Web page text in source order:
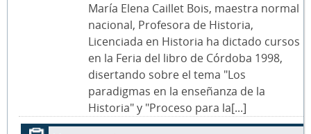
María Elena Caillet Bois, maestra normal
nacional, Profesora de Historia,
Licenciada en Historia ha dictado cursos
en la Feria del libro de Córdoba 1998,
disertando sobre el tema "Los
paradigmas en la enseñanza de la
Historia" y "Proceso para la[...]